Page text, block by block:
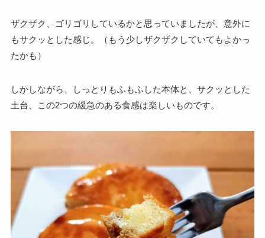
ザクザク、ゴリゴリしているかと思っていましたが、意外に
もサクッとした感じ。（もう少しザクザクしていてもよかっ
たかも）
しかしながら、しっとりもふもふした本体と、サクッとした
土台、この2つの緩急のある食感は楽しいものです。